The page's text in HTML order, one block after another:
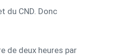
du CND. Donc
de deux heures par